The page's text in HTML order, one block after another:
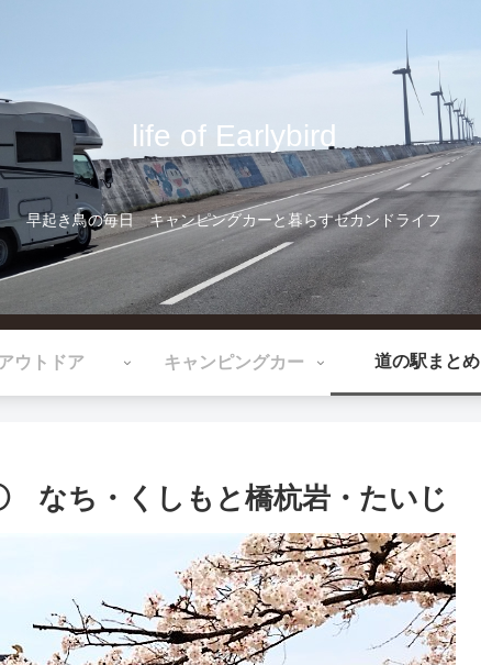
life of Earlybird
早起き鳥の毎日 キャンピングカーと暮らすセカンドライフ
ウトドア キャンピングカー 道の駅まとめ
ち・くしもと橋杭岩・たいじ